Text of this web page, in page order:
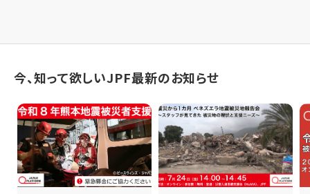
今、知って欲しいJPF最新のお知らせ